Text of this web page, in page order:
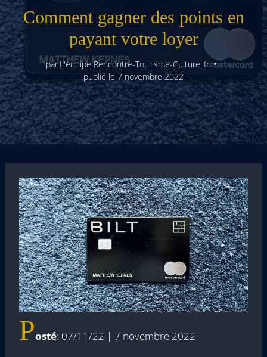
Comment gagner des points en
payant votre loyer
par L'équipe Rencontre-Tourisme-Culturel.fr
publié le 7 novembre 2022
Posté: 07/11/22 | 7 novembre 2022